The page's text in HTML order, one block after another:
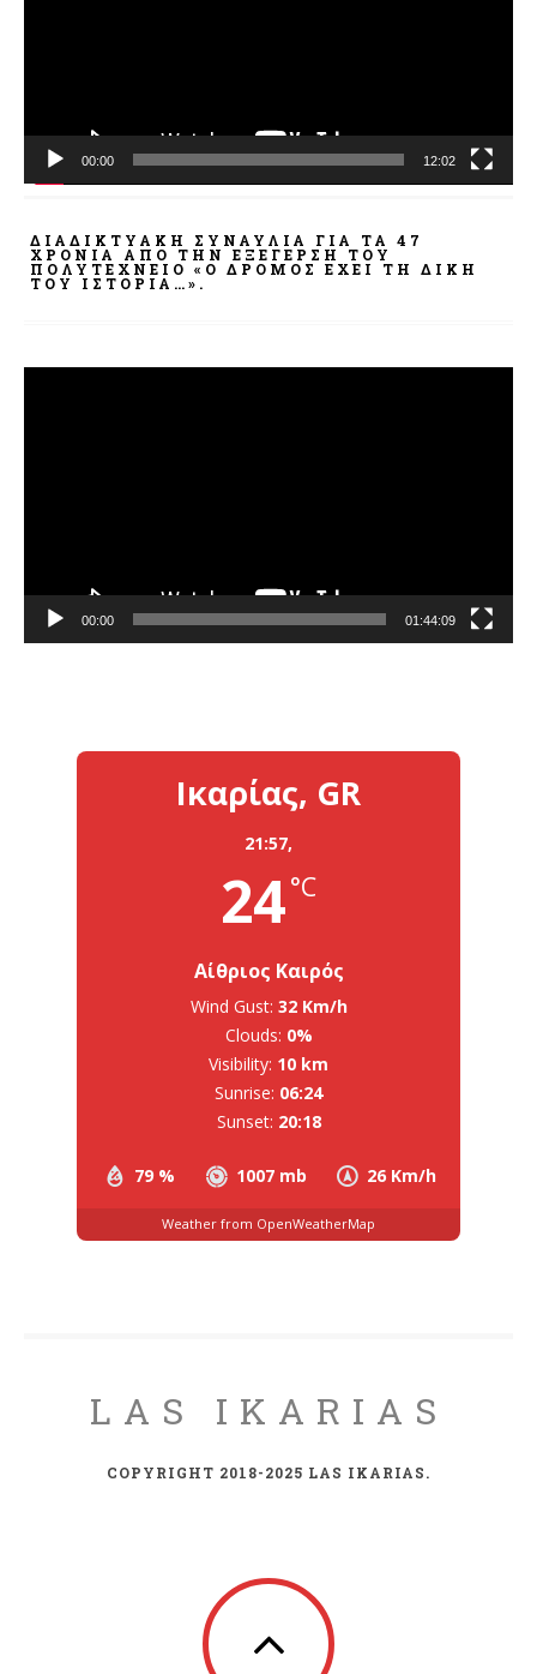
00:00 12:02
ΔΙΑΔΙΚΤΥΑΚΉ ΣΥΝΑΥΛΊΑ ΓΙΑ ΤΑ 47
ΧΡΌΝΙΑ ΑΠΌ ΤΗΝ ΕΞΈΓΕΡΣΗ ΤΟΥ
ΠΟΛΥΤΕΧΝΕΊΟ «Ο ΔΡΌΜΟΣ ΈΧΕΙ ΤΗ ΔΙΚΉ
ΤΟΥ ΙΣΤΟΡΊΑ…».
00:00 01:44:09
Ικαρίας, GR
21:57,
24°C
Αίθριος Καιρός
79 % 1007 mb 26 Km/h
Wind Gust: 32 Km/h
Clouds: 0%
Visibility: 10 km
Sunrise: 06:24
Sunset: 20:18
Weather from OpenWeatherMap
LAS IKARIAS
COPYRIGHT 2018-2025 LAS IKARIAS.